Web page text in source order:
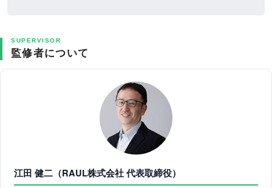
SUPERVISOR
監修者について
江田 健二（RAUL株式会社 代表取締役）